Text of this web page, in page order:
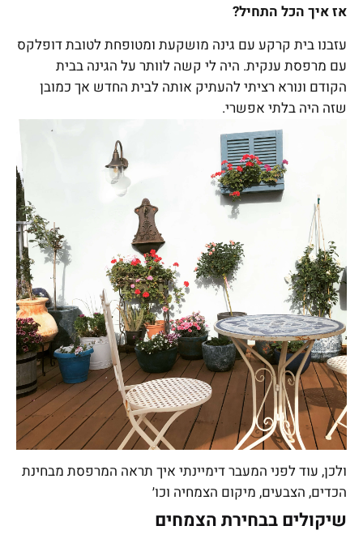
אז איך הכל התחיל?
עזבנו בית קרקע עם גינה מושקעת ומטופחת לטובת דופלקס
עם מרפסת ענקית. היה לי קשה לוותר על הגינה בבית
הקודם ונורא רציתי להעתיק אותה לבית החדש אך כמובן
שזה היה בלתי אפשרי.
ולכן, עוד לפני המעבר דימיינתי איך תראה המרפסת מבחינת
הכדים, הצבעים, מיקום הצמחיה וכו׳
שיקולים בבחירת הצמחים